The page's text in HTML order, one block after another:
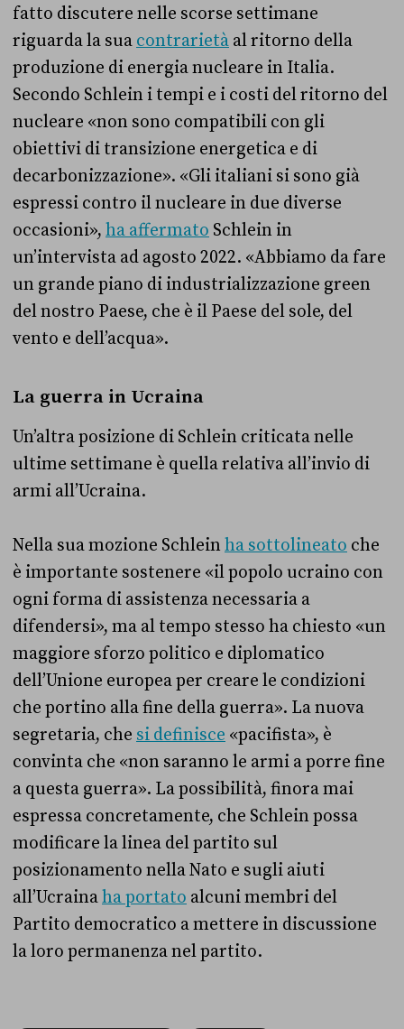
fatto discutere nelle scorse settimane
riguarda la sua contrarietà al ritorno della
produzione di energia nucleare in Italia.
Secondo Schlein i tempi e i costi del ritorno del
nucleare «non sono compatibili con gli
obiettivi di transizione energetica e di
decarbonizzazione». «Gli italiani si sono già
espressi contro il nucleare in due diverse
occasioni», ha affermato Schlein in
un’intervista ad agosto 2022. «Abbiamo da fare
un grande piano di industrializzazione green
del nostro Paese, che è il Paese del sole, del
vento e dell’acqua».
La guerra in Ucraina
Un’altra posizione di Schlein criticata nelle
ultime settimane è quella relativa all’invio di
armi all’Ucraina.
Nella sua mozione Schleinha sottolineato che
è importante sostenere «il popolo ucraino con
ogni forma di assistenza necessaria a
difendersi», ma al tempo stesso ha chiesto «un
maggiore sforzo politico e diplomatico
dell’Unione europea per creare le condizioni
che portino alla fine della guerra». La nuova
segretaria, che si definisce «pacifista», è
convinta che «non saranno le armi a porre fine
a questa guerra». La possibilità, finora mai
espressa concretamente, che Schlein possa
modificare la linea del partito sul
posizionamento nella Nato e sugli aiuti
all’Ucrainaha portato alcuni membri del
Partito democratico a mettere in discussione
la loro permanenza nel partito.